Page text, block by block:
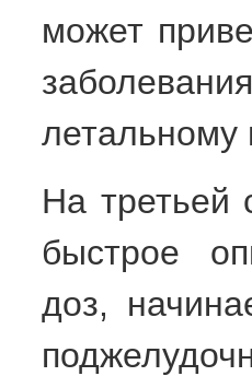
может
летальному
На третьей
быстрое
доз,